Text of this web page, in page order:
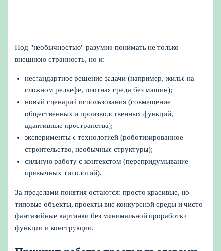
Под "необычностью" разумно понимать не только
внешнюю странность, но и:
нестандартное решение задачи (например, жилье на
сложном рельефе, плотная среда без машин);
новый сценарий использования (совмещение
общественных и производственных функций,
адаптивные пространства);
эксперименты с технологией (роботизированное
строительство, необычные структуры);
сильную работу с контекстом (перепридумывание
привычных типологий).
За пределами понятия остаются: просто красивые, но
типовые объекты, проекты вне конкурсной среды и чисто
фантазийные картинки без минимальной проработки
функции и конструкции.